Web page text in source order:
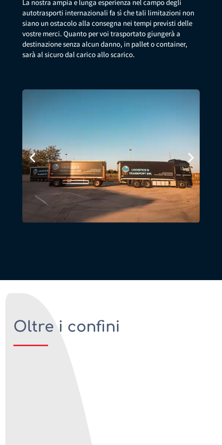
La nostra ampia e lunga esperienza nel campo degli
autotrasporti internazionali fa sì che tali limitazioni non
siano un ostacolo alla consegna nei tempi previsti delle
vostre merci. Quanto per voi trasportato giungerà a
destinazione senza alcun danno, in pallet o container,
sarà al sicuro dal carico allo scarico.
Oltre i confini